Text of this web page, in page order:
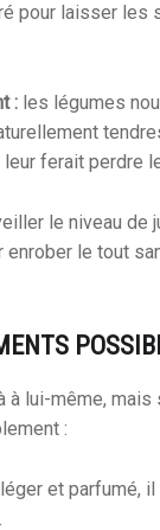
pour laisser les
: les légumes
ferait perdre
le niveau de
le tout
à lui-même,
:
et parfumé,